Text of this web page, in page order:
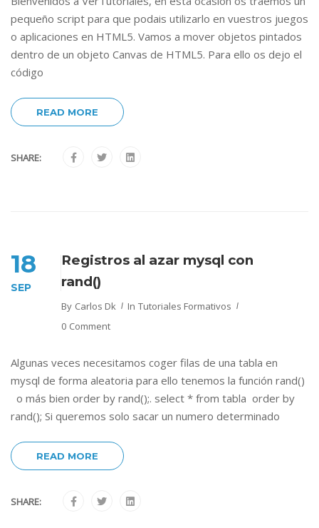
pequeño script para que podais utilizarlo en vuestros juegos
o aplicaciones en HTML5. Vamos a mover objetos pintados
dentro de un objeto Canvas de HTML5. Para ello os dejo el
código
READ MORE
SHARE:
18
SEP
Registros al azar mysql con
rand()
By Carlos Dk In Tutoriales Formativos
0 Comment
Algunas veces necesitamos coger filas de una tabla en
mysql de forma aleatoria para ello tenemos la función rand()
o más bien order by rand();. select * from tabla order by
rand(); Si queremos solo sacar un numero determinado
READ MORE
SHARE: